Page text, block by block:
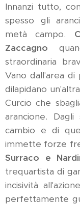
Innanzi tutto,
spesso gli
metà campo.
Zaccagno
straordinaria
Vano dall'area
dilapidano
Curcio che
arancione.
cambio e di
immette forze
Surraco e
trequartista di
incisività
perfettamente